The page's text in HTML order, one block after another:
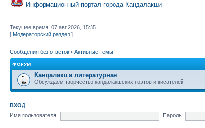
Информационный портал города Кандалакши
Текущее время: 07 авг 2026, 15:35
[ Модераторский раздел ]
Сообщения без ответов • Активные темы
ФОРУМ
Кандалакша литературная
Обсуждаем творчество кандалакшских поэтов и писателей
ВХОД
Имя пользователя:
Пароль: